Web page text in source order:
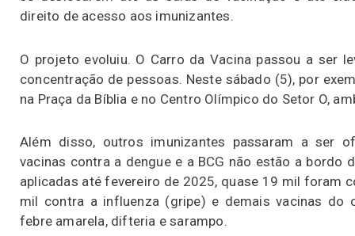
direito de acesso aos imunizantes.
O projeto evoluiu. O Carro da Vacina passou a ser
concentração de pessoas. Neste sábado (5), por
na Praça da Bíblia e no Centro Olímpico do Setor O,
Além disso, outros imunizantes passaram a ser
vacinas contra a dengue e a BCG não estão a bordo
aplicadas até fevereiro de 2025, quase 19 mil foram
mil contra a influenza (gripe) e demais vacinas do
febre amarela, difteria e sarampo.